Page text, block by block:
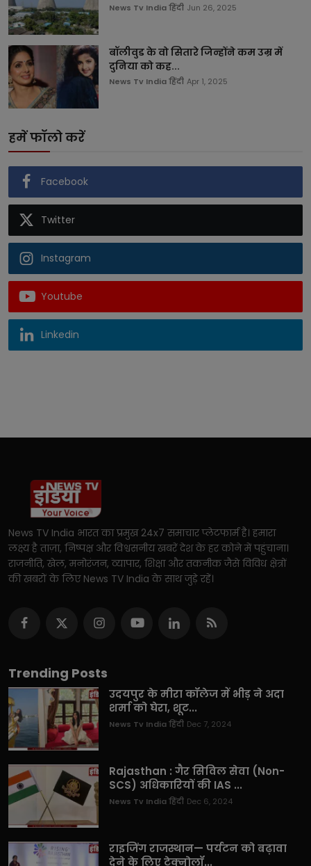
News Tv India हिंदी Jun 26, 2025
बॉलीवुड के वो सितारे जिन्होंने कम उम्र में
दुनिया को कह...
News Tv India हिंदी Apr 1, 2025
हमें फॉलो करें
Facebook
Twitter
Instagram
Youtube
Linkedin
News TV India भारत का प्रमुख 24x7 समाचार प्लेटफार्म है। हमारा
लक्ष्य है ताज़ा, निष्पक्ष और विश्वसनीय खबरें देश के हर कोने में पहुंचाना।
राजनीति, खेल, मनोरंजन, व्यापार, शिक्षा और तकनीक जैसे विविध क्षेत्रों
की खबरों के लिए News TV India के साथ जुड़े रहें।
Trending Posts
उदयपुर के मीरा कॉलेज में भीड़ ने अदा
शर्मा को घेरा, शूट...
News Tv India हिंदी Dec 7, 2024
Rajasthan : गैर सिविल सेवा (Non-
SCS) अधिकारियों की IAS ...
News Tv India हिंदी Dec 6, 2024
राइजिंग राजस्थान— पर्यटन को बढ़ावा
देने के लिए टेक्नोलॉ...